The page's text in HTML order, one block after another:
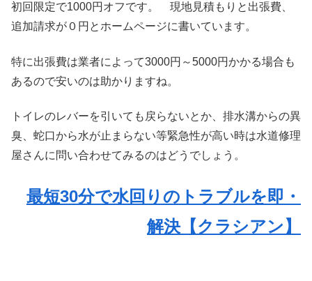
初回限定で1000円オフです。 現地見積もりと出張費、
追加請求が０円とホームページに書いています。
特に出張費は業者によって3000円～5000円かかる場合も
あるので安いのは助かりますね。
トイレのレバーを引いても戻らないとか、排水溝からの異
臭、蛇口から水が止まらない等緊急性が高い時は水道修理
屋さんに問い合わせてみるのはどうでしょう。
最短30分で水回りのトラブルを即・
解決【クラシアン】